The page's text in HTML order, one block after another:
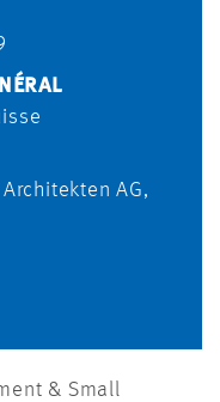
AG,
& Small